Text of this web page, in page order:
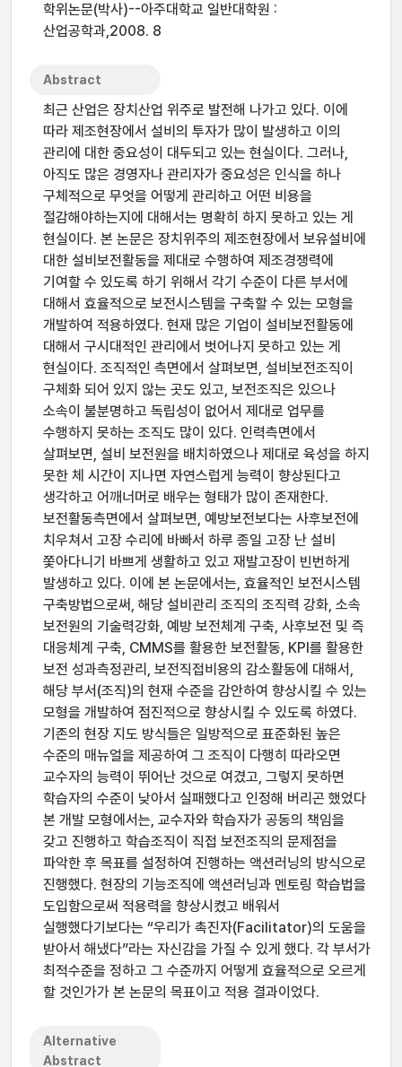
학위논문(박사)--아주대학교 일반대학원 :
산업공학과,2008. 8
Abstract
최근 산업은 장치산업 위주로 발전해 나가고 있다. 이에
따라 제조현장에서 설비의 투자가 많이 발생하고 이의
관리에 대한 중요성이 대두되고 있는 현실이다. 그러나,
아직도 많은 경영자나 관리자가 중요성은 인식을 하나
구체적으로 무엇을 어떻게 관리하고 어떤 비용을
절감해야하는지에 대해서는 명확히 하지 못하고 있는 게
현실이다. 본 논문은 장치위주의 제조현장에서 보유설비에
대한 설비보전활동을 제대로 수행하여 제조경쟁력에
기여할 수 있도록 하기 위해서 각기 수준이 다른 부서에
대해서 효율적으로 보전시스템을 구축할 수 있는 모형을
개발하여 적용하였다. 현재 많은 기업이 설비보전활동에
대해서 구시대적인 관리에서 벗어나지 못하고 있는 게
현실이다. 조직적인 측면에서 살펴보면, 설비보전조직이
구체화 되어 있지 않는 곳도 있고, 보전조직은 있으나
소속이 불분명하고 독립성이 없어서 제대로 업무를
수행하지 못하는 조직도 많이 있다. 인력측면에서
살펴보면, 설비 보전원을 배치하였으나 제대로 육성을 하지
못한 체 시간이 지나면 자연스럽게 능력이 향상된다고
생각하고 어깨너머로 배우는 형태가 많이 존재한다.
보전활동측면에서 살펴보면, 예방보전보다는 사후보전에
치우쳐서 고장 수리에 바빠서 하루 종일 고장 난 설비
쫓아다니기 바쁘게 생활하고 있고 재발고장이 빈번하게
발생하고 있다. 이에 본 논문에서는, 효율적인 보전시스템
구축방법으로써, 해당 설비관리 조직의 조직력 강화, 소속
보전원의 기술력강화, 예방 보전체계 구축, 사후보전 및 즉
대응체계 구축, CMMS를 활용한 보전활동, KPI를 활용한
보전 성과측정관리, 보전직접비용의 감소활동에 대해서,
해당 부서(조직)의 현재 수준을 감안하여 향상시킬 수 있는
모형을 개발하여 점진적으로 향상시킬 수 있도록 하였다.
기존의 현장 지도 방식들은 일방적으로 표준화된 높은
수준의 매뉴얼을 제공하여 그 조직이 다행히 따라오면
교수자의 능력이 뛰어난 것으로 여겼고, 그렇지 못하면
학습자의 수준이 낮아서 실패했다고 인정해 버리곤 했었다
본 개발 모형에서는, 교수자와 학습자가 공동의 책임을
갖고 진행하고 학습조직이 직접 보전조직의 문제점을
파악한 후 목표를 설정하여 진행하는 액션러닝의 방식으로
진행했다. 현장의 기능조직에 액션러닝과 멘토링 학습법을
도입함으로써 적용력을 향상시켰고 배워서
실행했다기보다는 “우리가 촉진자(Facilitator)의 도움을
받아서 해냈다”라는 자신감을 가질 수 있게 했다. 각 부서가
최적수준을 정하고 그 수준까지 어떻게 효율적으로 오르게
할 것인가가 본 논문의 목표이고 적용 결과이었다.
Alternative
Abstract